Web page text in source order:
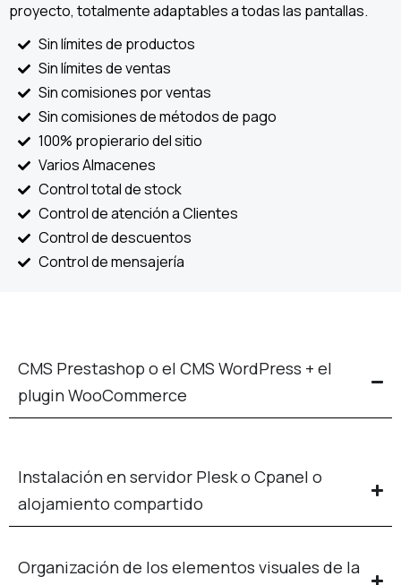
proyecto, totalmente adaptables a todas las pantallas.
Sin límites de productos
Sin límites de ventas
Sin comisiones por ventas
Sin comisiones de métodos de pago
100% propierario del sitio
Varios Almacenes
Control total de stock
Control de atención a Clientes
Control de descuentos
Control de mensajería
CMS Prestashop o el CMS WordPress + el
plugin WooCommerce
Instalación en servidor Plesk o Cpanel o
alojamiento compartido
Organización de los elementos visuales de la